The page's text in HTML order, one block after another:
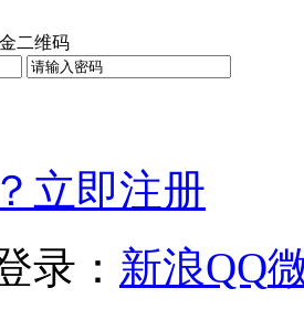
立即注册
录： 新浪QQ